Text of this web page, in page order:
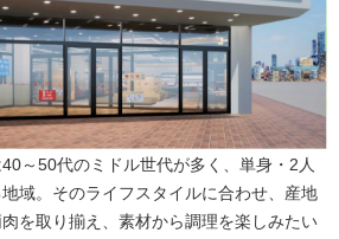
～50代のミドル世代が多く、単身・2人
域。そのライフスタイルに合わせ、産地
を取り揃え、素材から調理を楽しみたい